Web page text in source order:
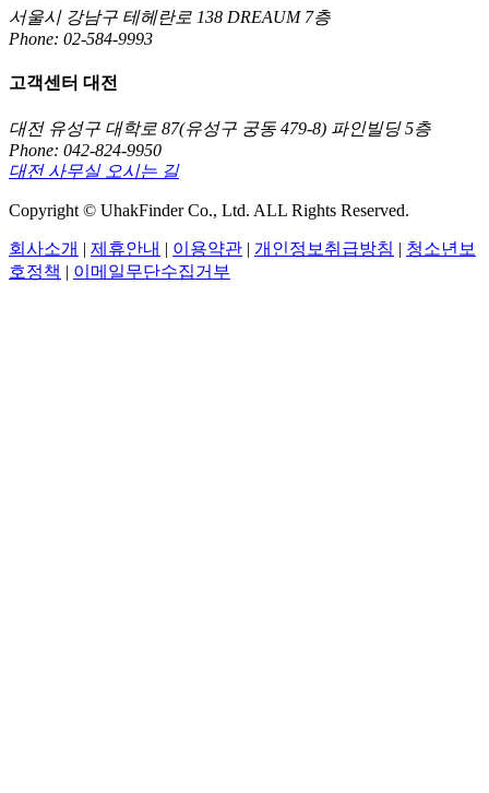
서울시 강남구 테헤란로 138 DREAUM 7층
Phone: 02-584-9993
고객센터 대전
대전 유성구 대학로 87(유성구 궁동 479-8) 파인빌딩 5층
Phone: 042-824-9950
대전 사무실 오시는 길
Copyright © UhakFinder Co., Ltd. ALL Rights Reserved.
회사소개 | 제휴안내 | 이용약관 | 개인정보취급방침 | 청소년보
호정책 | 이메일무단수집거부